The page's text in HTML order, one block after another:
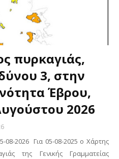
πυρκαγιάς,
3, στην
Έβρου,
2026
2026 Για 05-08-2025 ο Χάρτης
της Γενικής Γραμματείας